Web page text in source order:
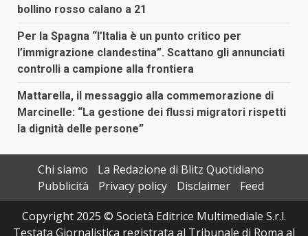
bollino rosso calano a 21
Per la Spagna “l’Italia è un punto critico per
l’immigrazione clandestina”. Scattano gli annunciati
controlli a campione alla frontiera
Mattarella, il messaggio alla commemorazione di
Marcinelle: “La gestione dei flussi migratori rispetti
la dignità delle persone”
Chi siamo
La Redazione di Blitz Quotidiano
Pubblicità
Privacy policy Disclaimer
Feed
Copyright 2025 © Società Editrice Multimediale S.r.l.
Testata Giornalistica registrata al Tribunale di Roma al